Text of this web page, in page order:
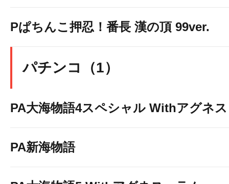
Pぱちんこ押忍！番長 漢の頂 99ver.
パチンコ（1）
PA大海物語4スペシャル Withアグネ
PA新海物語